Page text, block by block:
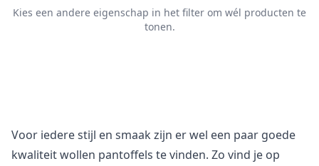
Kies een andere eigenschap in het filter om wél producten te
tonen.
Voor iedere stijl en smaak zijn er wel een paar goede
kwaliteit wollen pantoffels te vinden. Zo vind je op